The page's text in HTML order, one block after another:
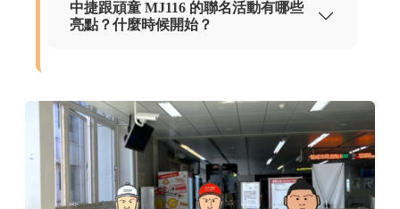
中捷跟頑童 MJ116 的聯名活動有哪些
亮點？什麼時候開始？